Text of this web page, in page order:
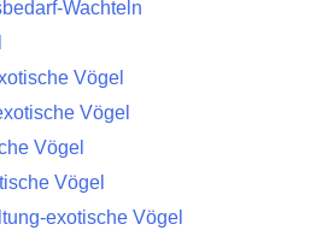
Wachteln
Vögel
Vögel
Vögel
Vögel
exotische Vögel